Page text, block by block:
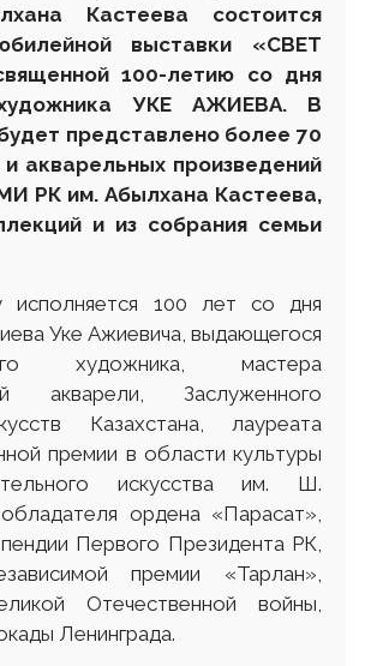
Кастеева состоится
выставки «СВЕТ
100-летию со дня
УКЕ АЖИЕВА. В
представлено более 70
акварельных произведений
РК им. Абылхана Кастеева,
и из собрания семьи
исполняется 100 лет со дня
Уке Ажиевича, выдающегося
художника, мастера
акварели, Заслуженного
Казахстана, лауреата
премии в области культуры
искусства им. Ш.
ордена «Парасат»,
Первого Президента РК,
премии «Тарлан»,
Отечественной войны,
Ленинграда.